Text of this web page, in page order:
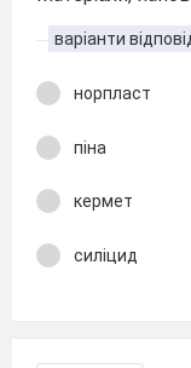
варіанти
норпласт
піна
кермет
силіцид